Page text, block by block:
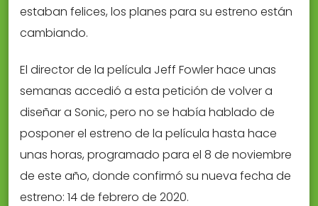
estaban felices, los planes para su estreno están
cambiando.
El director de la película Jeff Fowler hace unas
semanas accedió a esta petición de volver a
diseñar a Sonic, pero no se había hablado de
posponer el estreno de la película hasta hace
unas horas, programado para el 8 de noviembre
de este año, donde confirmó su nueva fecha de
estreno: 14 de febrero de 2020.